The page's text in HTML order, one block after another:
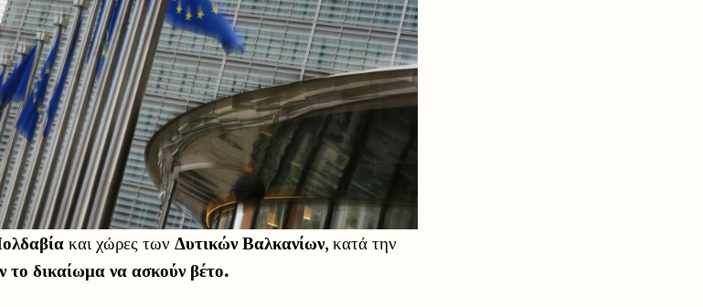
και χώρες των Δυτικών Βαλκανίων, κατά την
το δικαίωμα να ασκούν βέτο.